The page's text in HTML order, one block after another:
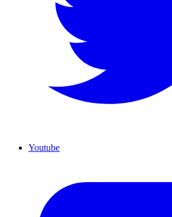
Youtube